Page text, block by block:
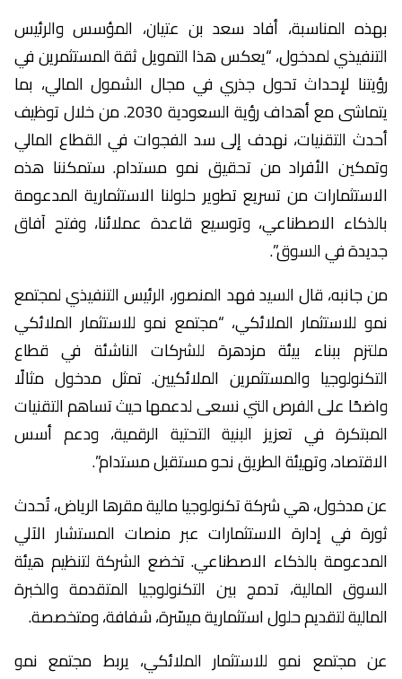
بهذه المناسبة، أفاد سعد بن عتيان، المؤسس والرئيس
التنفيذي لمدخول، “يعكس هذا التمويل ثقة المستثمرين في
رؤيتنا لإحداث تحول جذري في مجال الشمول المالي، بما
يتماشى مع أهداف رؤية السعودية 2030. من خلال توظيف
أحدث التقنيات، نهدف إلى سد الفجوات في القطاع المالي
وتمكين الأفراد من تحقيق نمو مستدام. ستمكننا هذه
الاستثمارات من تسريع تطوير حلولنا الاستثمارية المدعومة
بالذكاء الاصطناعي، وتوسيع قاعدة عملائنا، وفتح آفاق
جديدة في السوق”.
من جانبه، قال السيد فهد المنصور، الرئيس التنفيذي لمجتمع
نمو للاستثمار الملائكي، “مجتمع نمو للاستثمار الملائكي
ملتزم ببناء بيئة مزدهرة للشركات الناشئة في قطاع
التكنولوجيا والمستثمرين الملائكيين. تمثل مدخول مثالًا
واضحًا على الفرص التي نسعى لدعمها حيث تساهم التقنيات
المبتكرة في تعزيز البنية التحتية الرقمية، ودعم أسس
الاقتصاد، وتهيئة الطريق نحو مستقبل مستدام”.
عن مدخول، هي شركة تكنولوجيا مالية مقرها الرياض، تُحدث
ثورة في إدارة الاستثمارات عبر منصات المستشار الآلي
المدعومة بالذكاء الاصطناعي. تخضع الشركة لتنظيم هيئة
السوق المالية، تدمج بين التكنولوجيا المتقدمة والخبرة
المالية لتقديم حلول استثمارية ميسّرة، شفافة، ومتخصصة.
عن مجتمع نمو للاستثمار الملائكي، يربط مجتمع نمو